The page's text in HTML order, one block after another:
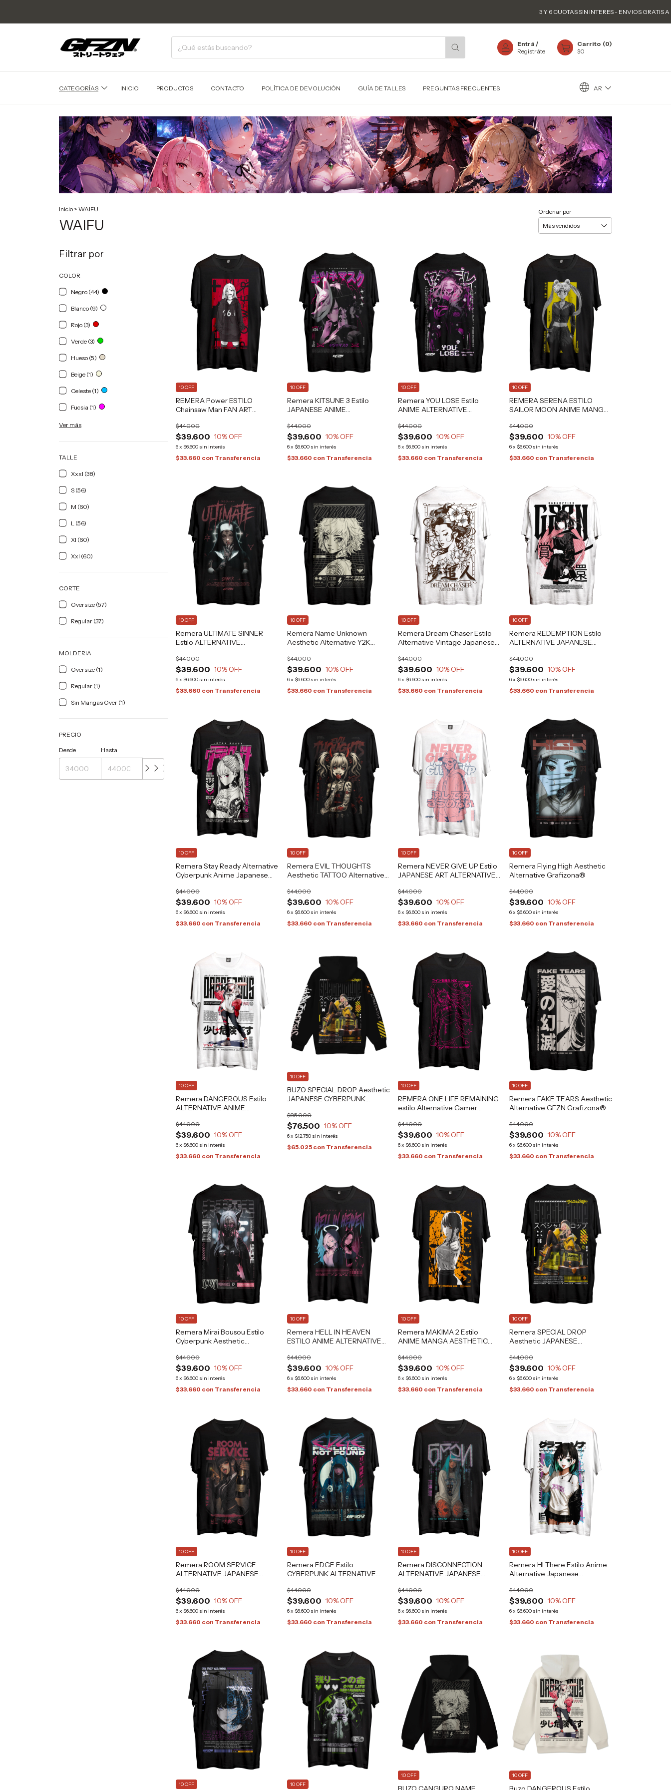
3 Y 6 CUOTAS SIN INTERES - ENVIOS GRATIS A PARTIR
Entrá /
Registráte
Carrito (0)
$0
CATEGORÍAS INICIO PRODUCTOS CONTACTO POLÍTICA DE DEVOLUCIÓN GUÍA DE TALLES PREGUNTAS FRECUENTES AR
Inicio > WAIFU
WAIFU
Ordenar por
Filtrar por
COLOR
Negro (44)
Blanco (9)
Rojo (3)
Verde (3)
Hueso (5)
Beige (1)
Celeste (1)
Fucsia (1)
Ver más
TALLE
Xxxl (38)
S (56)
M (60)
L (56)
Xl (60)
Xxl (60)
CORTE
Oversize (57)
Regular (37)
MOLDERIA
Oversize (1)
Regular (1)
Sin Mangas Over (1)
PRECIO
Desde Hasta
REMERA Power ESTILO
Chainsaw Man FAN ART
$39.600
$44.000
10% OFF
6x $6.600 sin interés
10 OFF
$33.660 con Transferencia
Remera KITSUNE 3 Estilo
JAPANESE ANIME
$39.600
$44.000
10% OFF
6x $6.600 sin interés
10 OFF
$33.660 con Transferencia
Remera YOU LOSE Estilo
ANIME ALTERNATIVE
$39.600
$44.000
10% OFF
6x $6.600 sin interés
10 OFF
$33.660 con Transferencia
REMERA SERENA ESTILO
SAILOR MOON ANIME MANGA
$39.600
$44.000
10% OFF
6x $6.600 sin interés
10 OFF
$33.660 con Transferencia
Remera ULTIMATE SINNER
Estilo ALTERNATIVE
$39.600
$44.000
10% OFF
6x $6.600 sin interés
10 OFF
$33.660 con Transferencia
Remera Name Unknown
Aesthetic Alternative Y2K
$39.600
$44.000
10% OFF
6x $6.600 sin interés
10 OFF
$33.660 con Transferencia
Remera Dream Chaser Estilo
Alternative Vintage Japanese
$39.600
$44.000
10% OFF
6x $6.600 sin interés
10 OFF
$33.660 con Transferencia
Remera REDEMPTION Estilo
ALTERNATIVE JAPANESE
$39.600
$44.000
10% OFF
6x $6.600 sin interés
10 OFF
$33.660 con Transferencia
Remera Stay Ready Alternative
Cyberpunk Anime Japanese
$39.600
$44.000
10% OFF
6x $6.600 sin interés
10 OFF
$33.660 con Transferencia
Remera EVIL THOUGHTS
Aesthetic TATTOO Alternative
$39.600
$44.000
10% OFF
6x $6.600 sin interés
10 OFF
$33.660 con Transferencia
Remera NEVER GIVE UP Estilo
JAPANESE ART ALTERNATIVE
$39.600
$44.000
10% OFF
6x $6.600 sin interés
10 OFF
$33.660 con Transferencia
Remera Flying High Aesthetic
Alternative Grafizona®
$39.600
$44.000
10% OFF
6x $6.600 sin interés
10 OFF
$33.660 con Transferencia
Remera DANGEROUS Estilo
ALTERNATIVE ANIME
$39.600
$44.000
10% OFF
6x $6.600 sin interés
10 OFF
$33.660 con Transferencia
BUZO SPECIAL DROP Aesthetic
JAPANESE CYBERPUNK
$76.500
$85.000
10% OFF
6x $12.750 sin interés
10 OFF
$65.025 con Transferencia
REMERA ONE LIFE REMAINING
estilo Alternative Gamer
$39.600
$44.000
10% OFF
6x $6.600 sin interés
10 OFF
$33.660 con Transferencia
Remera FAKE TEARS Aesthetic
Alternative GFZN Grafizona®
$39.600
$44.000
10% OFF
6x $6.600 sin interés
10 OFF
$33.660 con Transferencia
Remera Mirai Bousou Estilo
Cyberpunk Aesthetic
$39.600
$44.000
10% OFF
6x $6.600 sin interés
10 OFF
$33.660 con Transferencia
Remera HELL IN HEAVEN
ESTILO ANIME ALTERNATIVE
$39.600
$44.000
10% OFF
6x $6.600 sin interés
10 OFF
$33.660 con Transferencia
Remera MAKIMA 2 Estilo
ANIME MANGA AESTHETIC
$39.600
$44.000
10% OFF
6x $6.600 sin interés
10 OFF
$33.660 con Transferencia
Remera SPECIAL DROP
Aesthetic JAPANESE
GRAFIZONA®
$39.600
$44.000
10% OFF
6x $6.600 sin interés
10 OFF
$33.660 con Transferencia
Remera ROOM SERVICE
ALTERNATIVE JAPANESE
$39.600
$44.000
10% OFF
6x $6.600 sin interés
10 OFF
$33.660 con Transferencia
Remera EDGE Estilo
CYBERPUNK ALTERNATIVE
$39.600
$44.000
10% OFF
6x $6.600 sin interés
10 OFF
$33.660 con Transferencia
Remera DISCONNECTION
ALTERNATIVE JAPANESE
$39.600
$44.000
10% OFF
6x $6.600 sin interés
10 OFF
$33.660 con Transferencia
Remera HI There Estilo Anime
Alternative Japanese
$39.600
$44.000
10% OFF
6x $6.600 sin interés
10 OFF
$33.660 con Transferencia
10 OFF 10 OFF
10 OFF 10 OFF